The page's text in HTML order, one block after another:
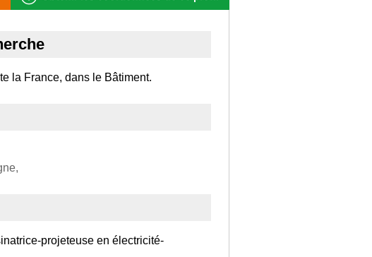
la France, dans le Bâtiment.
projeteuse en électricité-